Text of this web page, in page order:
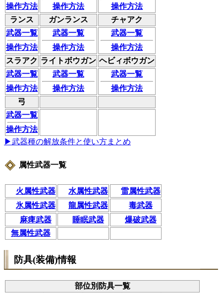
操作方法
操作方法
操作方法
ランス
ガンランス
チャアク
武器一覧
操作方法
武器一覧
操作方法
武器一覧
操作方法
スラアク ライトボウガン ヘビィボウガン
武器一覧
操作方法
武器一覧
操作方法
武器一覧
操作方法
弓
武器一覧
操作方法
▶武器種の解放条件と使い方まとめ
属性武器一覧
火属性武器 水属性武器
雷属性武器
氷属性武器
龍属性武器
毒武器
麻痺武器
睡眠武器
爆破武器
無属性武器
防具(装備)情報
部位別防具一覧